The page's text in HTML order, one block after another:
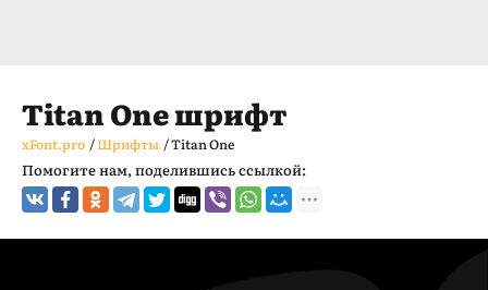
Titan One шрифт
xFont.pro /Шрифты /Titan One
Помогите нам, поделившись ссылкой: